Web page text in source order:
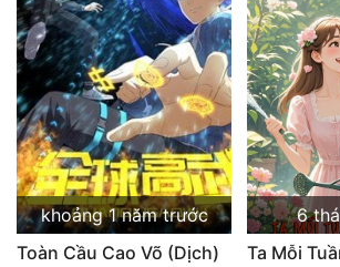
khoảng 1 năm trước
Toàn Cầu Cao Võ (Dịch)
6
Ta Mỗi